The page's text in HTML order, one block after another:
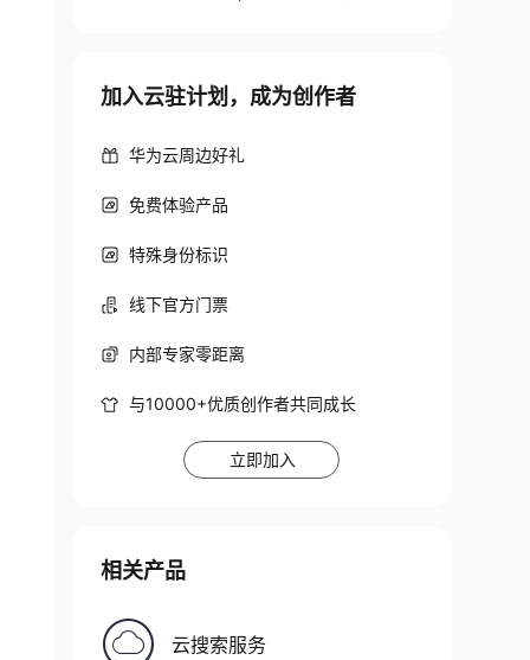
加入云驻计划，成为创作者
华为云周边好礼
免费体验产品
特殊身份标识
线下官方门票
内部专家零距离
与10000+优质创作者共同成长
立即加入
相关产品
云搜索服务